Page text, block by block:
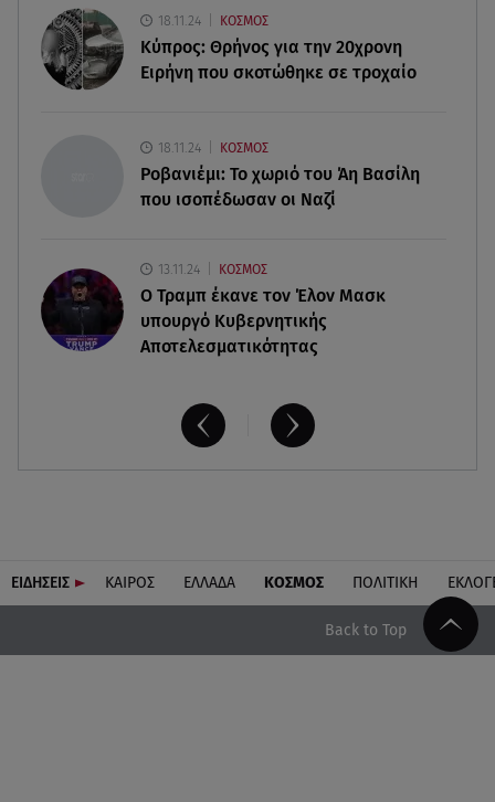
Πάρος: «Ήμουν πάντα πάνω από την πισίνα» - Τι
ισχυρίζεται ο ιδιοκτήτης
body workout!
18.11.24 ΚΟΣΜΟΣ
Κύπρος: Θρήνος για την 20χρονη
Ειρήνη που σκοτώθηκε σε τροχαίο
18.11.24 ΚΟΣΜΟΣ
Ροβανιέμι: Το χωριό του Άη Βασίλη
που ισοπέδωσαν οι Ναζί
13.11.24 ΚΟΣΜΟΣ
O Τραμπ έκανε τον Έλον Μασκ
υπουργό Κυβερνητικής
Αποτελεσματικότητας
ΕΙΔΗΣΕΙΣ ΚΑΙΡΟΣ ΕΛΛΑΔΑ ΚΟΣΜΟΣ ΠΟΛΙΤΙΚΗ
Back to Top